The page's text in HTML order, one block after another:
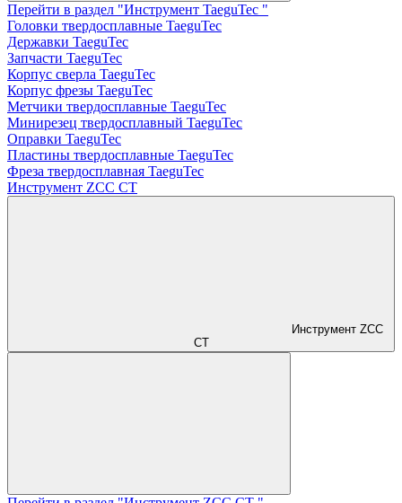
Перейти в раздел "Инструмент TaeguTec "
Головки твердосплавные TaeguTec
Державки TaeguTec
Запчасти TaeguTec
Корпус сверла TaeguTec
Корпус фрезы TaeguTec
Метчики твердосплавные TaeguTec
Минирезец твердосплавный TaeguTec
Оправки TaeguTec
Пластины твердосплавные TaeguTec
Фреза твердосплавная TaeguTec
Инструмент ZCС CT
Инструмент ZCС
CT